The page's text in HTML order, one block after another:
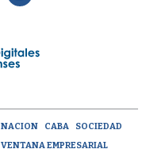
NACION CABA
SOCIEDAD
VENTANA EMPRESARIAL